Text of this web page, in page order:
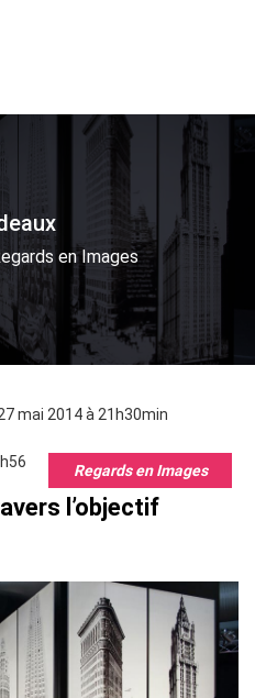
en Images
mai 2014 à 21h30min
Regards en Images
l’objectif